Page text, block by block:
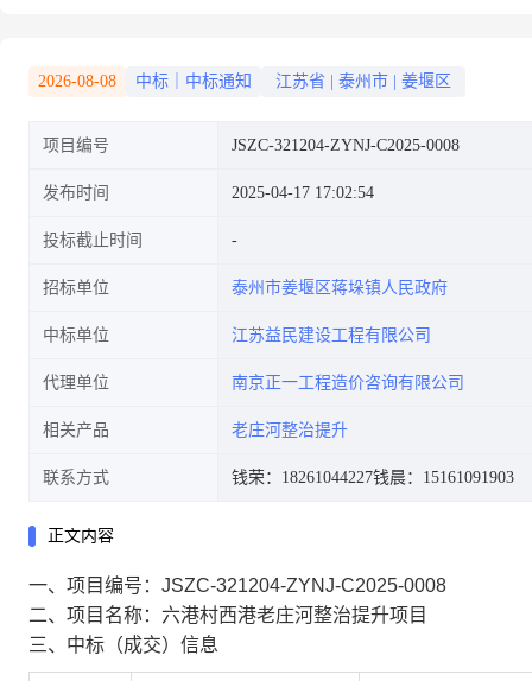
2026-08-08 中标｜中标通知 江苏省 泰州市 姜堰区
项目编号 JSZC-321204-ZYNJ-C2025-0008
发布时间 2025-04-17 17:02:54
投标截止时间
招标单位 泰州市姜堰区蒋垛镇人民政府
中标单位 江苏益民建设工程有限公司
代理单位 南京正一工程造价咨询有限公司
相关产品 老庄河整治提升
联系方式 钱荣：18261044227钱晨：15161091903
正文内容
一、项目编号： JSZC-321204-ZYNJ-C2025-0008
二、项目名称： 六港村西港老庄河整治提升项目
三、中标（成交）信息